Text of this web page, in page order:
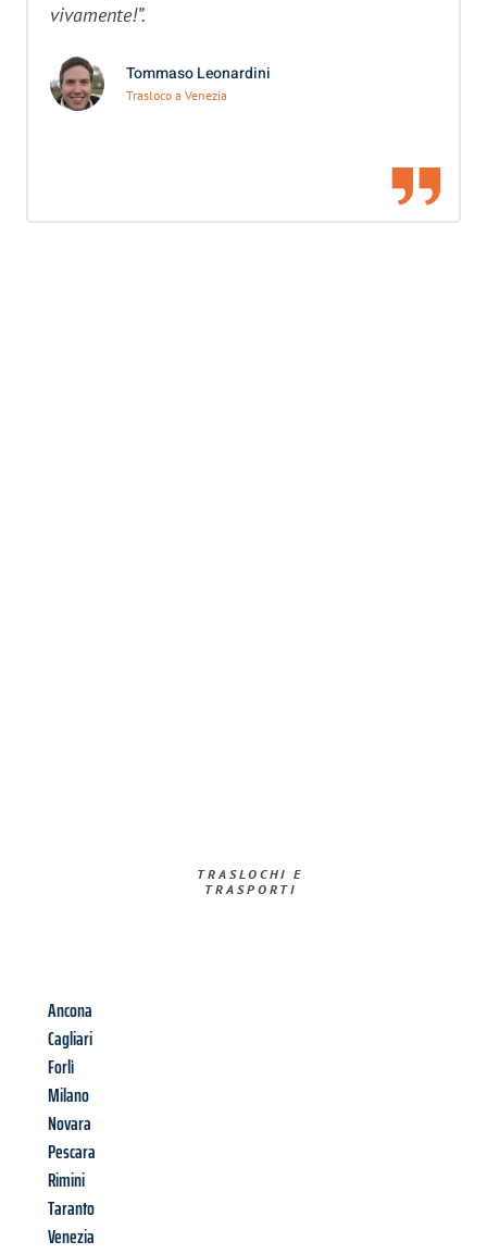
vivamente!”.
Tommaso Leonardini
Trasloco a Venezia
TRASLOCHI E
TRASPORTI​
Ancona
Cagliari
Forlì
Milano
Novara
Pescara
Rimini
Taranto
Venezia